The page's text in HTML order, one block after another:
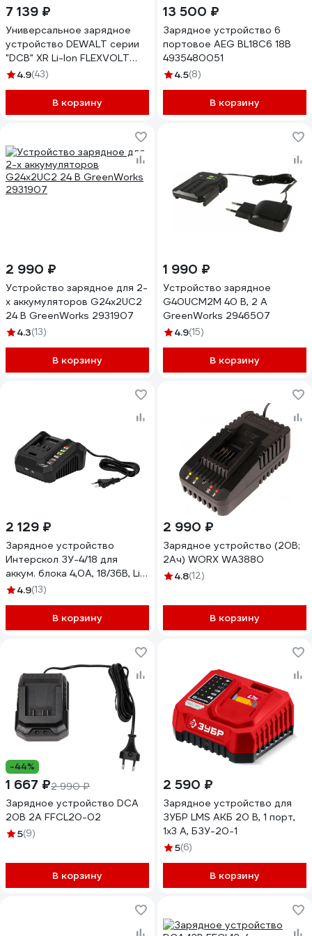
7 139 ₽
Универсальное зарядное
устройство DEWALT серии
"DCB" XR Li-Ion FLEXVOLT
DCB118-A9
4.9(43)
В корзину
13 500 ₽
Зарядное устройство 6
портовое AEG BL18C6 18В
4935480051
4.5(8)
В корзину
2 990 ₽
Устройство зарядное для 2-
х аккумуляторов G24x2UC2
24 В GreenWorks 2931907
4.3(13)
В корзину
1 990 ₽
Устройство зарядное
G40UCM2M 40 В, 2 A
GreenWorks 2946507
4.9(15)
В корзину
2 129 ₽
Зарядное устройство
Интерскол ЗУ-4/18 для
аккум. блока 4,0А, 18/36В, Li-
ion, АПИ 2401.030
4.9(13)
В корзину
2 990 ₽
Зарядное устройство (20В;
2Aч) WORX WA3880
4.8(12)
В корзину
-44%
1 667 ₽2 990 ₽
Зарядное устройство DCA
20В 2А FFCL20-02
5(9)
В корзину
2 590 ₽
Зарядное устройство для
ЗУБР LMS АКБ 20 В, 1 порт,
1x3 А, БЗУ-20-1
5(6)
В корзину